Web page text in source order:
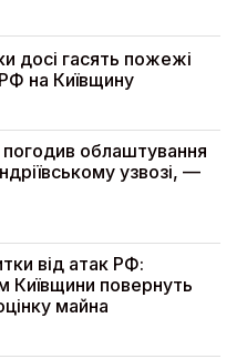
досі гасять пожежі
на Київщину
погодив облаштування
узвозі, —
від атак РФ:
Київщини повернуть
майна